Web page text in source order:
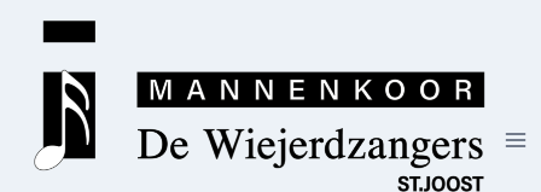
Doorgaan
inhoud